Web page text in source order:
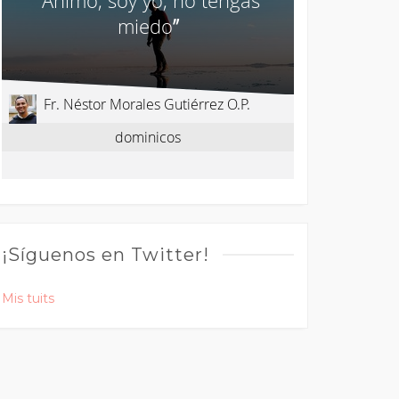
¡Síguenos en Twitter!
Mis tuits